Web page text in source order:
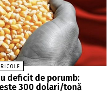
deficit de porumb:
300 dolari/tonă